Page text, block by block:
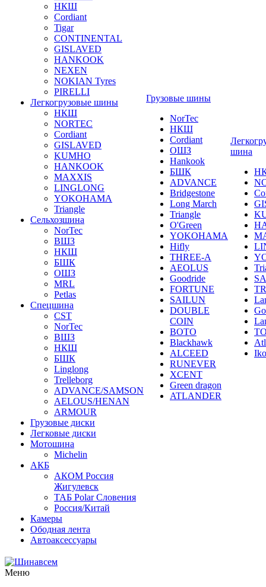
НКШ
Cordiant
Tigar
CONTINENTAL
GISLAVED
HANKOOK
NEXEN
NOKIAN Tyres
PIRELLI
Легкогрузовые шины
НКШ
NORTEС
Cordiant
GISLAVED
KUMHO
HANKOOK
MAXXIS
LINGLONG
YOKOHAMA
Triangle
Сельхозшина
NorTec
ВШЗ
НКШ
БШК
ОШЗ
MRL
Petlas
Спецшина
CST
NorTec
ВШЗ
НКШ
БШК
Linglong
Trelleborg
ADVANCE/SAMSON
AELOUS/HENAN
ARMOUR
Грузовые диски
Легковые диски
Мотошина
Michelin
АКБ
АКОМ Россия
Жигулевск
ТАБ Polar Словения
Россия/Китай
Камеры
Ободная лента
Автоаксессуары
Грузовые шины
NorTec
НКШ
Cordiant
ОШЗ
Hankook
БШК
ADVANCE
Bridgestone
Long March
Triangle
O'Green
YOKOHAMA
Hifly
THREE-A
AEOLUS
Goodride
FORTUNE
SAILUN
DOUBLE
COIN
BOTO
Blackhawk
ALCEED
RUNEVER
XCENT
Green dragon
ATLANDER
шина
Меню